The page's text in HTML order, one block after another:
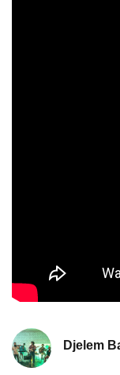
Djelem